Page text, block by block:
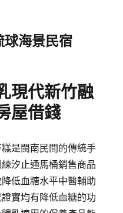
海景民宿
現代新竹融
屋借錢
是閩南民間的傳統手
汐止通馬桶銷售商品
低血糖水平中醫輔助
實均有降低血糖的功